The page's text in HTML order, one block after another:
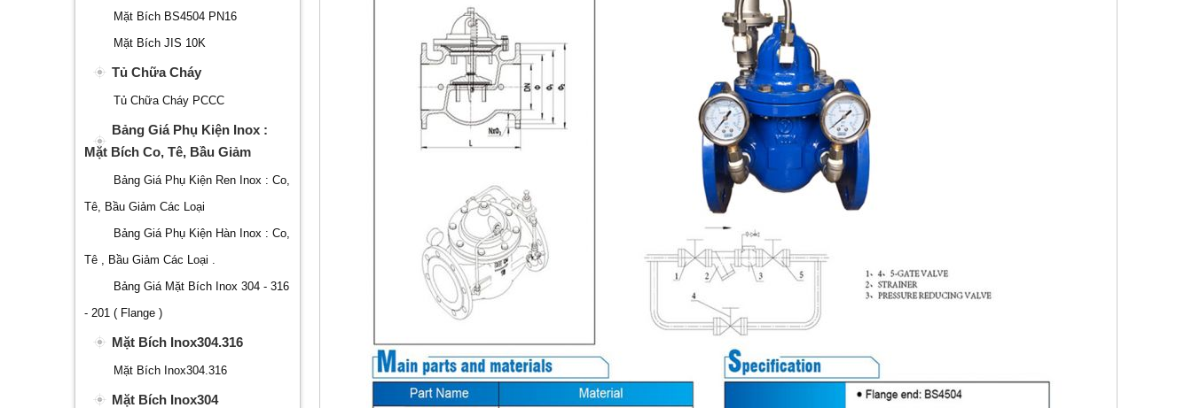
Mặt Bích BS4504 PN16
Mặt Bích JIS 10K
Tủ Chữa Cháy
Tủ Chữa Cháy PCCC
Bảng Giá Phụ Kiện Inox :
Mặt Bích Co, Tê, Bầu Giảm
Bảng Giá Phụ Kiện Ren Inox : Co,
Tê, Bầu Giảm Các Loại
Bảng Giá Phụ Kiện Hàn Inox : Co,
Tê , Bầu Giảm Các Loại .
Bảng Giá Mặt Bích Inox 304 - 316
- 201 ( Flange )
Mặt Bích Inox304.316
Mặt Bích Inox304.316
Mặt Bích Inox304